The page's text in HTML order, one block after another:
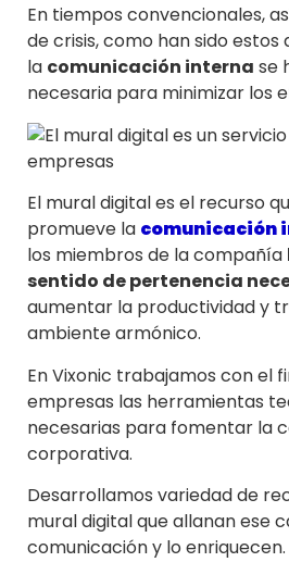
En tiempos convencionales,
de crisis, como han sido estos
la comunicación interna se
necesaria para minimizar los
El mural digital es el recurso
promueve la comunicación
los miembros de la compañía
sentido de pertenencia
aumentar la productividad y
ambiente armónico.
En Vixonic trabajamos con el
empresas las herramientas
necesarias para fomentar la
corporativa.
Desarrollamos variedad de
mural digital que allanan ese
comunicación y lo enriquecen.